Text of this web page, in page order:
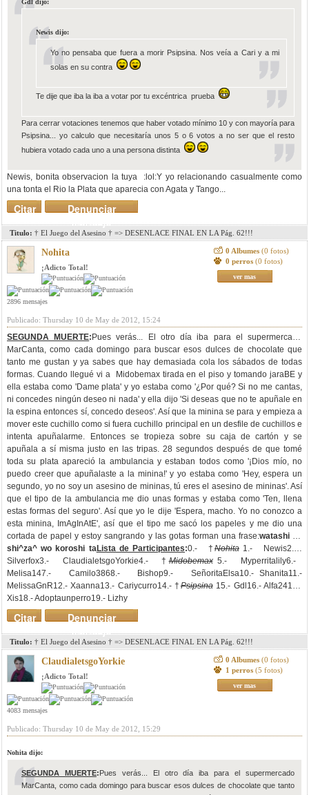
Gdl dijo:
Newis dijo:
Yo no pensaba que fuera a morir Psipsina. Nos veía a Cari y a mi
solas en su contra
Te dije que iba la iba a votar por tu excéntrica prueba
Para cerrar votaciones tenemos que haber votado mínimo 10 y con mayoría para
Psipsina... yo calculo que necesitaría unos 5 o 6 votos a no ser que el resto
hubiera votado cada uno a una persona distinta
Newis, bonita observacion la tuya :lol:Y yo relacionando casualmente como
una tonta el Rio la Plata que aparecia con Agata y Tango...
Denunciar
mensaje
Citar
Titulo: † El Juego del Asesino † => DESENLACE FINAL EN LA Pág. 62!!!
Nohita
¡Adicto Total!
2896 mensajes
0 Albumes (0 fotos)
0 perros (0 fotos)
ver mas
Publicado: Thursday 10 de May de 2012, 15:24
SEGUNDA MUERTE: Pues verás... El otro día iba para el supermercado
MarCanta, como cada domingo para buscar esos dulces de chocolate que
tanto me gustan y ya sabes que hay demasiada cola los sábados de todas
formas. Cuando llegué vi a Midobemax tirada en el piso y tomando jaraBE y
ella estaba como 'Dame plata' y yo estaba como '¿Por qué? Si no me cantas,
ni concedes ningún deseo ni nada' y ella dijo 'Si deseas que no te apuñale en
la espina entonces sí, concedo deseos'. Así que la minina se para y empieza a
mover este cuchillo como si fuera cuchillo principal en un desfile de cuchillos e
intenta apuñalarme. Entonces se tropieza sobre su caja de cartón y se
apuñala a sí misma justo en las tripas. 28 segundos después de que tomé
toda su plata apareció la ambulancia y estaban todos como '¡Dios mío, no
puedo creer que apuñalaste a la minina!' y yo estaba como 'Hey, espera un
segundo, yo no soy un asesino de mininas, tú eres el asesino de mininas'. Así
que el tipo de la ambulancia me dio unas formas y estaba como 'Ten, llena
estas formas del seguro'. Así que yo le dije 'Espera, macho. Yo no conozco a
esta minina, ImAgInAtE', así que el tipo me sacó los papeles y me dio una
cortada de papel y estoy sangrando y las gotas forman una frase:watashi ha
shi^za^ wo koroshi taLista de Participantes:0.- † Nohita 1.- Newis2.-
Silverfox3.- ClaudialetsgoYorkie4.- †Midobemax 5.- Myperritalily6.-
Melisa147.- Camilo3868.- Bishop9.- SeñoritaElsa10.- Shanita11.-
MelissaGnR12.- Xaanna13.- Cariycurro14.- †Psipsina 15.- Gdl16.- Alfa2417.-
Xis18.- Adoptaunperro19.- Lizhy
Denunciar
mensaje
Citar
Titulo: † El Juego del Asesino † => DESENLACE FINAL EN LA Pág. 62!!!
ClaudialetsgoYorkie
¡Adicto Total!
4083 mensajes
0 Albumes (0 fotos)
1 perros (5 fotos)
ver mas
Publicado: Thursday 10 de May de 2012, 15:29
Nohita dijo:
SEGUNDA MUERTE:Pues verás... El otro día iba para el supermercado
MarCanta, como cada domingo para buscar esos dulces de chocolate que tanto